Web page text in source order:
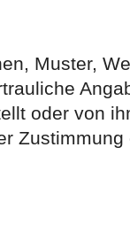
Muster,
oder von